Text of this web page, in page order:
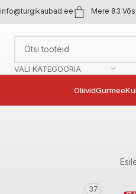
info@turgikaubad.ee Mere 83
VALI KATEGOORIA
OliividGurmee
37